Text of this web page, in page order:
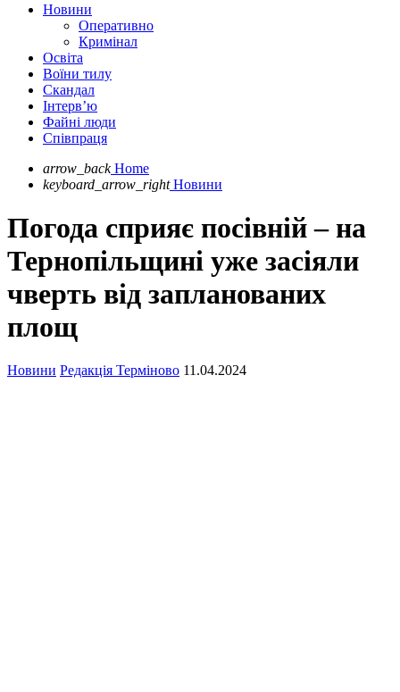
Новини
Оперативно
Кримінал
Освіта
Воїни тилу
Скандал
Інтерв’ю
Файні люди
Співпраця
arrow_back Home
keyboard_arrow_right Новини
Погода сприяє посівній – на
Тернопільщині уже засіяли
чверть від запланованих
площ
Новини Редакція Терміново 11.04.2024